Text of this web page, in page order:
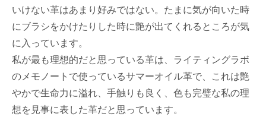
いけない革はあまり好みではない。たまに気が向いた時
にブラシをかけたりした時に艶が出てくれるところが気
に入っています。
私が最も理想的だと思っている革は、ライティングラボ
のメモノートで使っているサマーオイル革で、これは艶
やかで生命力に溢れ、手触りも良く、色も完璧な私の理
想を見事に表した革だと思っています。